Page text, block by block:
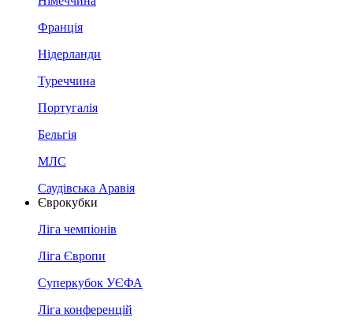
Франція
Нідерланди
Туреччина
Португалія
Бельгія
МЛС
Саудівська Аравія
Єврокубки
Ліга чемпіонів
Ліга Європи
Суперкубок УЄФА
Ліга конференцій